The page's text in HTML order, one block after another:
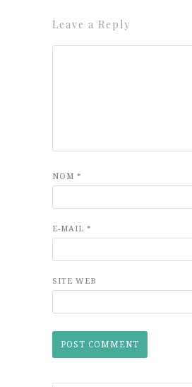
Leave a Reply
NOM *
E-MAIL *
SITE WEB